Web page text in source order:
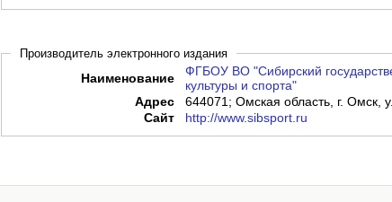
Производитель электронного издания
Наименование
ФГБОУ ВО "Сибирский
культуры и спорта"
Адрес
644071; Омская область, г. Омск,
Сайт
http://www.sibsport.ru